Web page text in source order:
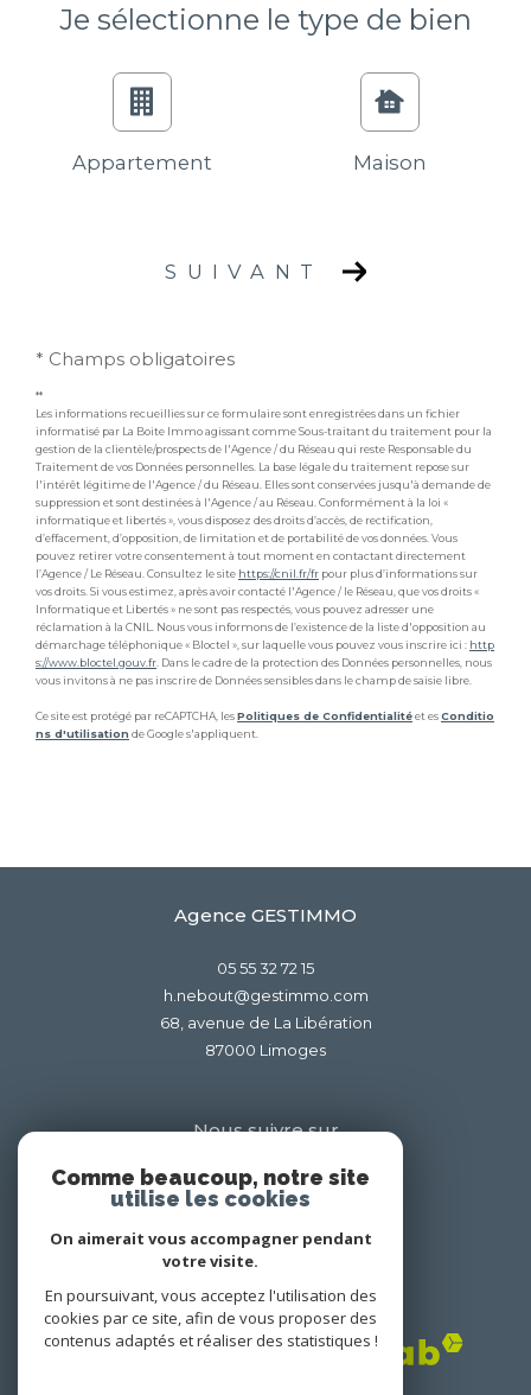
Je sélectionne le type de bien
Appartement Maison
SUIVANT
* Champs obligatoires
**
Les informations recueillies sur ce formulaire sont enregistrées dans un fichier
informatisé par La Boite Immo agissant comme Sous-traitant du traitement pour la
gestion de la clientèle/prospects de l'Agence / du Réseau qui reste Responsable du
Traitement de vos Données personnelles. La base légale du traitement repose sur
l'intérêt légitime de l'Agence / du Réseau. Elles sont conservées jusqu'à demande de
suppression et sont destinées à l'Agence / au Réseau. Conformément à la loi «
informatique et libertés », vous disposez des droits d’accès, de rectification,
d’effacement, d’opposition, de limitation et de portabilité de vos données. Vous
pouvez retirer votre consentement à tout moment en contactant directement
l’Agence / Le Réseau. Consultez le site https://cnil.fr/fr pour plus d’informations sur
vos droits. Si vous estimez, après avoir contacté l'Agence / le Réseau, que vos droits «
Informatique et Libertés » ne sont pas respectés, vous pouvez adresser une
réclamation à la CNIL. Nous vous informons de l’existence de la liste d'opposition au
démarchage téléphonique « Bloctel », sur laquelle vous pouvez vous inscrire ici : http
s://www.bloctel.gouv.fr . Dans le cadre de la protection des Données personnelles, nous
vous invitons à ne pas inscrire de Données sensibles dans le champ de saisie libre.
Ce site est protégé par reCAPTCHA, lesPolitiques de Confidentialitéet esConditio
ns d'utilisation de Google s'appliquent.
Je renseigne les informations de
mon bien
Sélectionnez le type de bien
Date de disponibilité *
Agence GESTIMMO
05 55 32 72 15
h.nebout@gestimmo.com
68, avenue de La Libération
87000
limoges
Nous suivre sur
Adhérents
Comme beaucoup, notre site
utilise les cookies
On aimerait vous accompagner pendant
votre visite.
En poursuivant, vous acceptez l'utilisation des
cookies par ce site, afin de vous proposer des
contenus adaptés et réaliser des statistiques !